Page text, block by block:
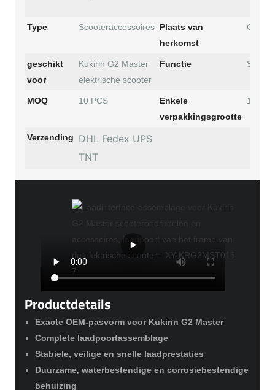
Type Scooteraccessoires Plaats van
herkomst
China
geschikt
voor
Kukirin G2 Master
elektrische scooter
Functie
MOQ 10 PCS
Enkele
verpakkingsgrootte
Verzending
DHL Fedex UPS
TNT
Productdetails
Exacte OEM-pasvorm voor Kukirin G2 Master
Complete laadpoortassemblage
Stabiele, veilige en snelle laadprestaties
Duurzame, waterbestendige en corrosiebestendige
behuizing